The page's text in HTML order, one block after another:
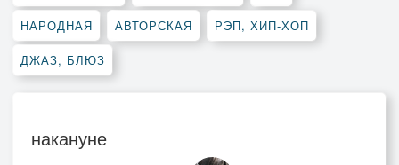
НАРОДНАЯ АВТОРСКАЯ РЭП, ХИП-ХОП
ДЖАЗ, БЛЮЗ
накануне